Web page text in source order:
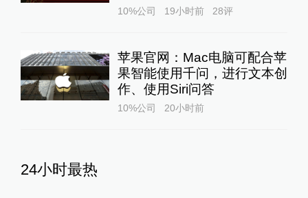
10%公司 19小时前 28评
苹果官网：Mac电脑可配合苹
果智能使用千问，进行文本创
作、使用Siri问答
10%公司 20小时前
24小时最热